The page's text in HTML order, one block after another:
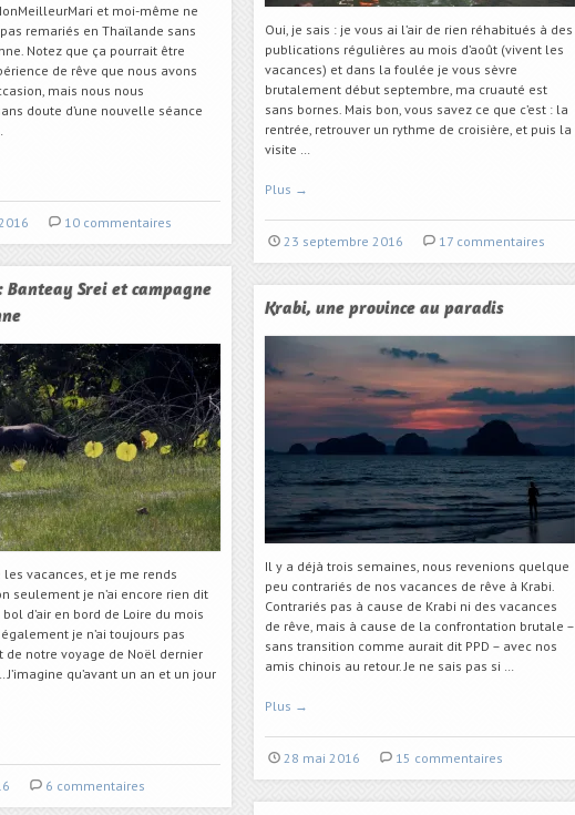
et moi-même ne
remariés en Thaïlande sans
Notez que ça pourrait être
de rêve que nous avons
mais nous nous
doute d’une nouvelle séance
10 commentaires
Oui, je sais : je vous ai l’air de rien réhabitués à des
publications régulières au mois d’août (vivent les
vacances) et dans la foulée je vous sèvre
brutalement début septembre, ma cruauté est
sans bornes. Mais bon, vous savez ce que c’est : la
rentrée, retrouver un rythme de croisière, et puis la
visite …
Plus →
23 septembre 2016 17 commentaires
Banteay Srei et campagne
les vacances, et je me rends
seulement je n’ai encore rien dit
d’air en bord de Loire du mois
je n’ai toujours pas
de notre voyage de Noël dernier
qu’avant un an et un jour
6 commentaires
Krabi, une province au paradis
Il y a déjà trois semaines, nous revenions quelque
peu contrariés de nos vacances de rêve à Krabi.
Contrariés pas à cause de Krabi ni des vacances
de rêve, mais à cause de la confrontation brutale –
sans transition comme aurait dit PPD – avec nos
amis chinois au retour. Je ne sais pas si …
Plus →
28 mai 2016 15 commentaires